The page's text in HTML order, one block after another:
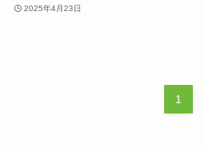
2025年4月23日
1